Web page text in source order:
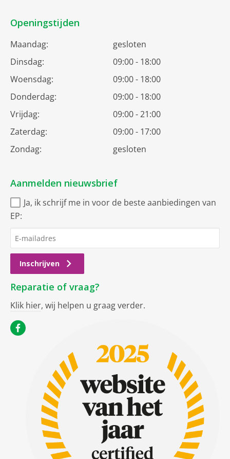
Openingstijden
Maandag:
gesloten
Dinsdag:
09:00 - 18:00
Woensdag:
09:00 - 18:00
Donderdag:
09:00 - 18:00
Vrijdag:
09:00 - 21:00
Zaterdag:
09:00 - 17:00
Zondag:
gesloten
Aanmelden nieuwsbrief
Ja, ik schrijf me in voor de beste aanbiedingen van
EP:
Inschrijven
Reparatie of vraag?
Klik hier, wij helpen u graag verder.